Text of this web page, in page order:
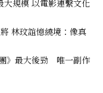
大規模 以電影連繫文化
林玟誼憶繞境：像真
》最大後勁 唯一副作